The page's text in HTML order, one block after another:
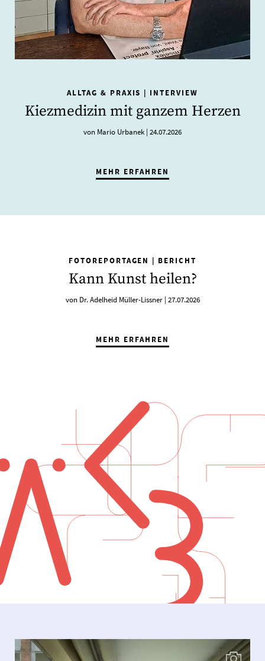
ALLTAG & PRAXIS | INTERVIEW
Kiezmedizin mit ganzem Herzen
von Mario Urbanek | 24.07.2026
MEHR ERFAHREN
FOTOREPORTAGEN | BERICHT
Kann Kunst heilen?
von Dr. Adelheid Müller-Lissner | 27.07.2026
MEHR ERFAHREN